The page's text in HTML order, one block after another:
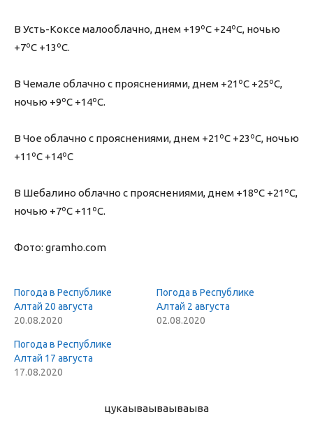
В Усть-Коксе малооблачно, днем +19ºС +24ºС, ночью
+7ºС +13ºС.
В Чемале облачно с прояснениями, днем +21ºС +25ºС,
ночью +9ºС +14ºС.
В Чое облачно с прояснениями, днем +21ºС +23ºС, ночью
+11ºС +14ºС
В Шебалино облачно с прояснениями, днем +18ºС +21ºС,
ночью +7ºС +11ºС.
Фото: gramho.com
Погода в Республике
Алтай 20 августа
20.08.2020
Погода в Республике
Алтай 2 августа
02.08.2020
Погода в Республике
Алтай 17 августа
17.08.2020
цукаываываываыва